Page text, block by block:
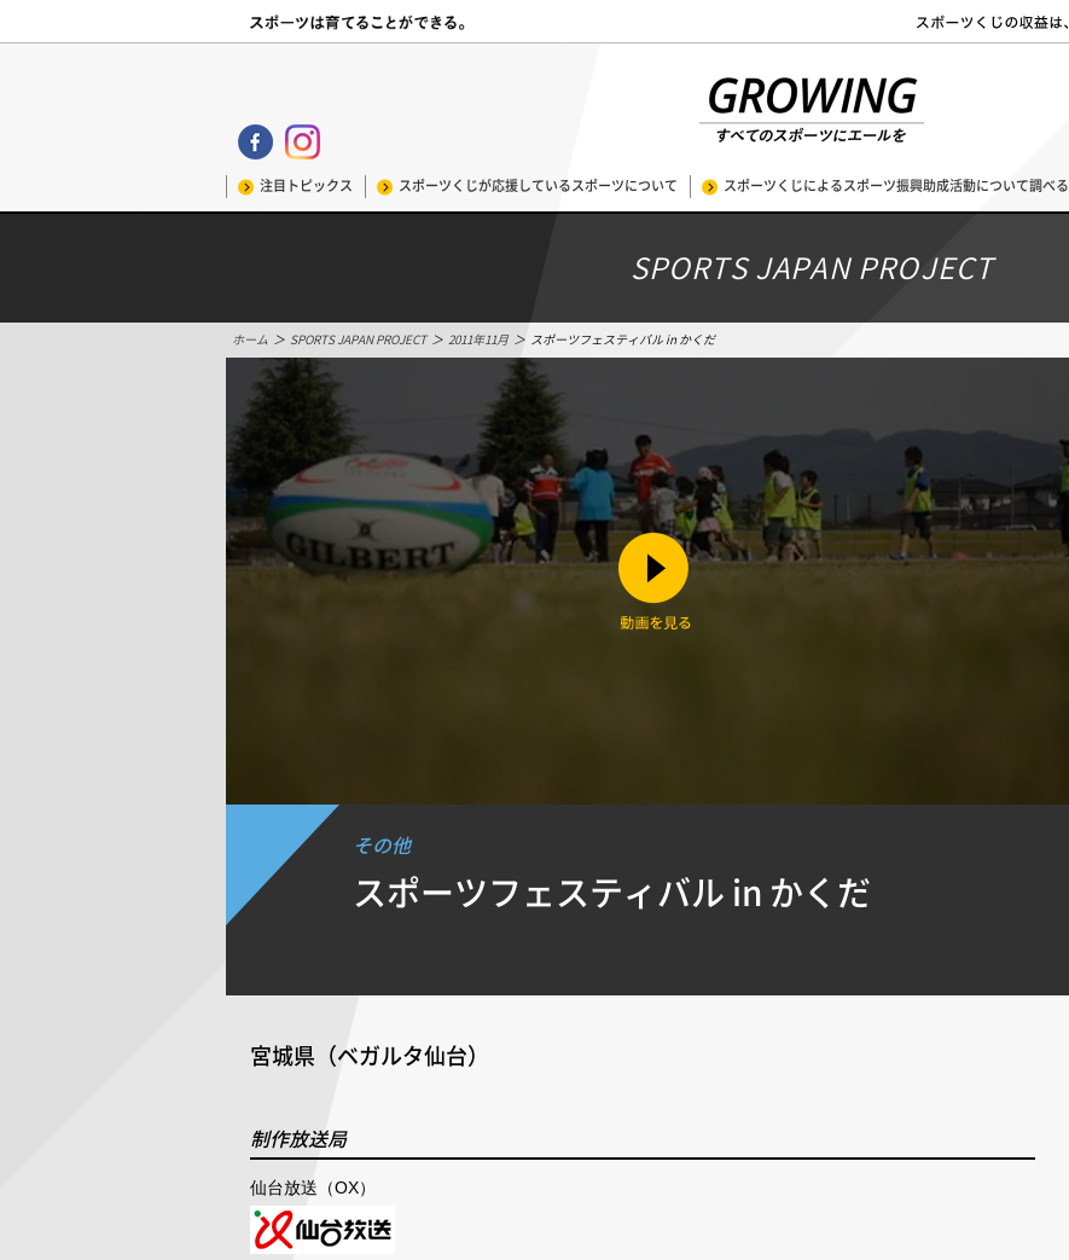
注目トピックス スポーツくじが応援しているスポーツについて スポーツくじによるスポーツ振興助成活動について調べる
SPORTS JAPAN PROJECT
ホーム ＞ SPORTS JAPAN PROJECT ＞ 2011年11月 ＞ スポーツフェスティバル in かくだ
その他
スポーツフェスティバル in かくだ
宮城県（ベガルタ仙台）
制作放送局
仙台放送（OX）